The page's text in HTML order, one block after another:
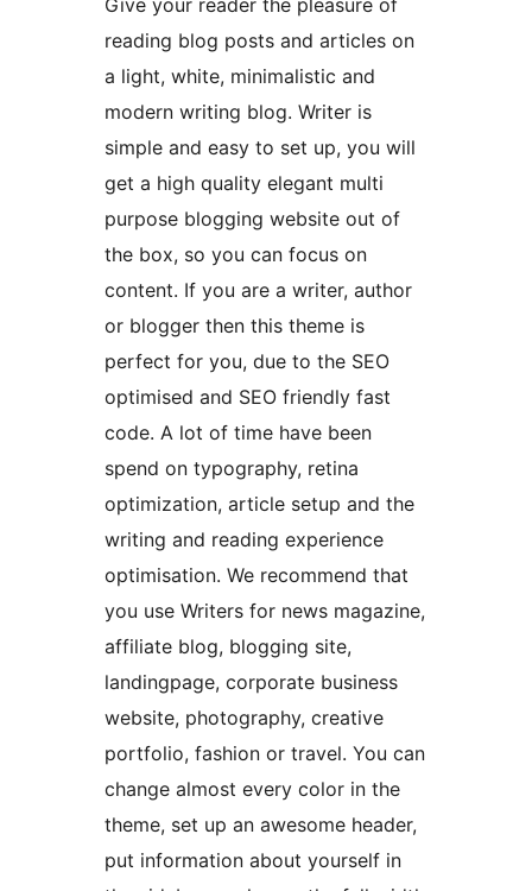
Give your reader the pleasure of
reading blog posts and articles on
a light, white, minimalistic and
modern writing blog. Writer is
simple and easy to set up, you will
get a high quality elegant multi
purpose blogging website out of
the box, so you can focus on
content. If you are a writer, author
or blogger then this theme is
perfect for you, due to the SEO
optimised and SEO friendly fast
code. A lot of time have been
spend on typography, retina
optimization, article setup and the
writing and reading experience
optimisation. We recommend that
you use Writers for news magazine,
affiliate blog, blogging site,
landingpage, corporate business
website, photography, creative
portfolio, fashion or travel. You can
change almost every color in the
theme, set up an awesome header,
put information about yourself in